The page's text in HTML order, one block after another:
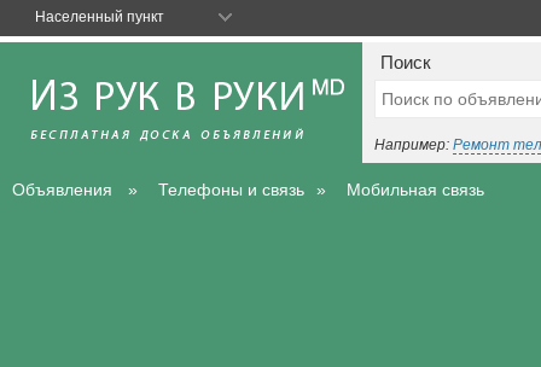
Поиск
Например: Ремонт
Объявления Телефоны и связь Мобильная связь
Населенный пункт